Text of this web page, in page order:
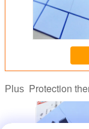
Plus Protection